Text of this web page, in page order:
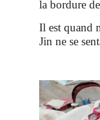
la bordure
Il est quand
Jin ne se